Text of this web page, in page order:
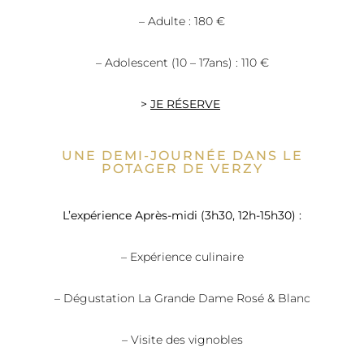
– Adulte : 180 €
– Adolescent (10 – 17ans) : 110 €
> JE RÉSERVE
UNE DEMI-JOURNÉE DANS LE
POTAGER DE VERZY
L’expérience Après-midi (3h30, 12h-15h30) :
– Expérience culinaire
– Dégustation La Grande Dame Rosé & Blanc
– Visite des vignobles